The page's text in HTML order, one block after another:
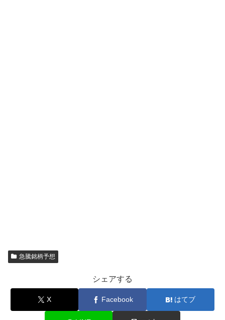
急騰銘柄予想
シェアする
X Facebook はてブ